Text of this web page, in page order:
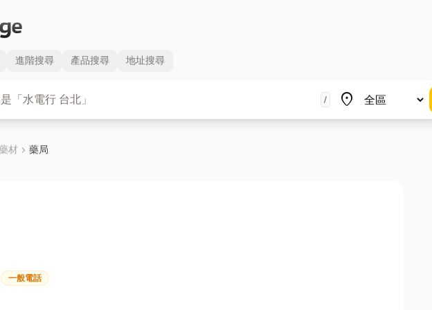
進階搜尋 產品搜尋 地址搜尋
/ place
地區
材 chevron_right 藥局
一般電話